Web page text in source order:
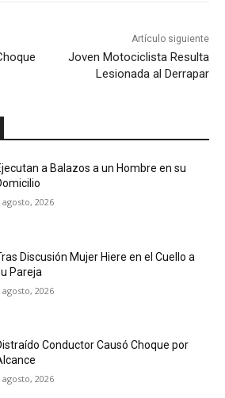
Artículo siguiente
Joven Motociclista Resulta
Lesionada al Derrapar
a Balazos a un Hombre en su
agosto, 2026
Discusión Mujer Hiere en el Cuello a
Pareja
agosto, 2026
Conductor Causó Choque por
agosto, 2026